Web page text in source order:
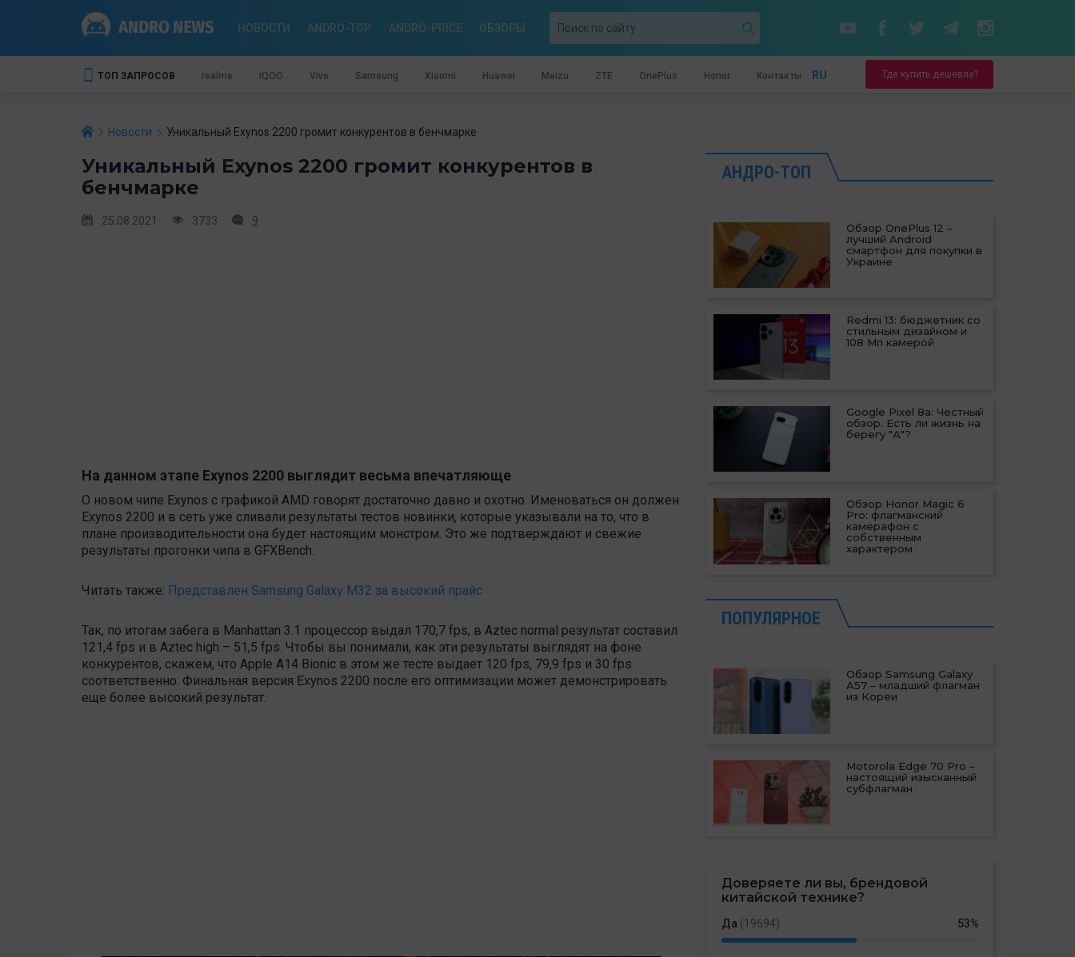
НОВОСТИ ANDRO-TOP ANDRO-PRICE ОБЗОРЫ
ТОП ЗАПРОСОВ realme iQOO Vivo Samsung Xiaomi Huawei Meizu ZTE OnePlus Honor Контакты RU Где купить дешевле?
Новости Уникальный Exynos 2200 громит конкурентов в бенчмарке
Уникальный Exynos 2200 громит конкурентов в
бенчмарке
25.08.2021 3733 9
На данном этапе Exynos 2200 выглядит весьма впечатляюще
О новом чипе Exynos с графикой AMD говорят достаточно давно и охотно. Именоваться он должен
Exynos 2200 и в сеть уже сливали результаты тестов новинки, которые указывали на то, что в
плане производительности она будет настоящим монстром. Это же подтверждают и свежие
результаты прогонки чипа в GFXBench.
Читать также: Представлен Samsung Galaxy M32 за высокий прайс
Так, по итогам забега в Manhattan 3.1 процессор выдал 170,7 fps, в Aztec normal результат составил
121,4 fps и в Aztec high – 51,5 fps. Чтобы вы понимали, как эти результаты выглядят на фоне
конкурентов, скажем, что Apple A14 Bionic в этом же тесте выдает 120 fps, 79,9 fps и 30 fps
соответственно. Финальная версия Exynos 2200 после его оптимизации может демонстрировать
еще более высокий результат.
АНДРО-ТОП
Обзор OnePlus 12 –
лучший Android
смартфон для покупки в
Украине
Redmi 13: бюджетник со
стильным дизайном и
108 Мп камерой
Google Pixel 8a: Честный
обзор. Есть ли жизнь на
берегу "А"?
Обзор Honor Magic 6
Pro: флагманский
камерафон с
собственным
характером
ПОПУЛЯРНОЕ
Обзор Samsung Galaxy
A57 – младший флагман
из Кореи
Motorola Edge 70 Pro –
настоящий изысканный
субфлагман
Доверяете ли вы, брендовой
китайской технике?
Да (19694) 53%